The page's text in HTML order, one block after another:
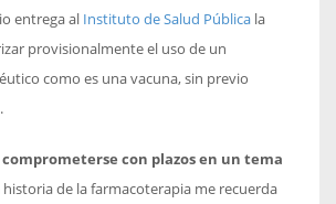
entrega al Instituto de Salud Pública la
provisionalmente el uso de un
como es una vacuna, sin previo
comprometerse con plazos en un tema
historia de la farmacoterapia me recuerda